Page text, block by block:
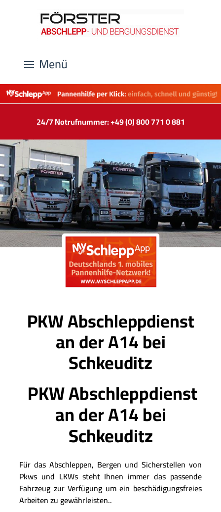
Menü
24/7 Notrufnummer: +49 (0) 800 771 0 881
PKW Abschleppdienst
an der A14 bei
Schkeuditz
PKW Abschleppdienst
an der A14 bei
Schkeuditz
Für das Abschleppen, Bergen und Sicherstellen von
Pkws und LKWs steht Ihnen immer das passende
Fahrzeug zur Verfügung um ein beschädigungsfreies
Arbeiten zu gewährleisten..